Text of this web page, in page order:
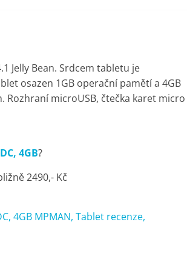
Jelly Bean. Srdcem tabletu je
osazen 1GB operační pamětí a 4GB
microUSB, čtečka karet micro
4GB?
2490,- Kč
4GB MPMAN, Tablet recenze,